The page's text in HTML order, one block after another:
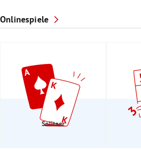
Onlinespiele
Solitaer